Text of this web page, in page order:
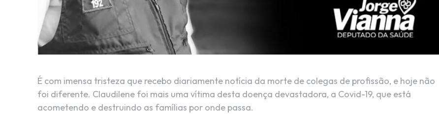
É com imensa tristeza que recebo diariamente notícia da morte de colegas de profissão, e hoje não
foi diferente. Claudilene foi mais uma vítima desta doença devastadora, a Covid-19, que está
acometendo e destruindo as famílias por onde passa.